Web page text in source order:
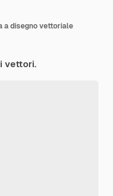
a disegno vettoriale
vettori.